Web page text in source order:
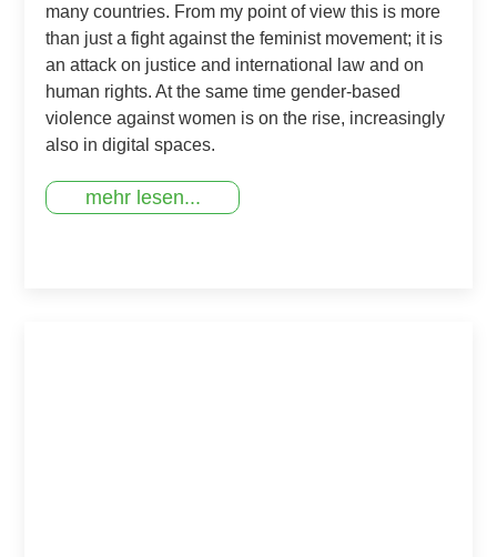
many countries. From my point of view this is more
than just a fight against the feminist movement; it is
an attack on justice and international law and on
human rights. At the same time gender-based
violence against women is on the rise, increasingly
also in digital spaces.
mehr lesen...